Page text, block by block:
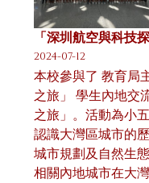
「深圳航空與科技
2024-07-12
本校參與了 教育局
之旅」 學生內地交
之旅」。活動為小
認識大灣區城市的
城市規劃及自然生
相關內地城市在大